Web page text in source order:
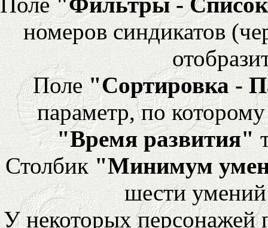
номеров синдикатов
Поле"Сортировка -
параметр, по
"Время развития"
Столбик "Минимум
шести
У некоторых персонажей